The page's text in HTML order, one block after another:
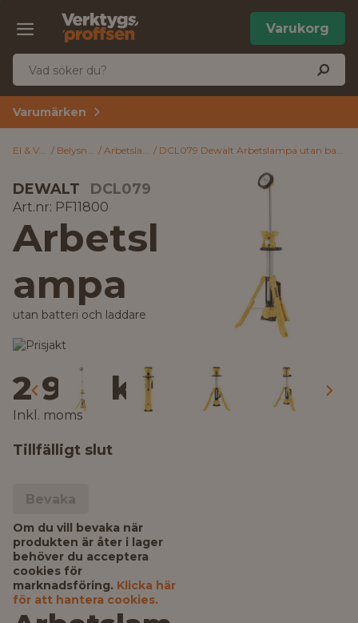
Varukorg
Varumärken
El & VVS Belysning Arbetslampa DCL079 Dewalt Arbetslampa utan batteri och laddare
DEWALT DCL079
Art.nr: PF11800
Arbetsl
ampa
utan batteri och laddare
2 957 kr
Inkl. moms
Tillfälligt slut
Bevaka
Om du vill bevaka när
produkten är åter i lager
behöver du acceptera
cookies för
marknadsföring. Klicka här
för att hantera cookies.